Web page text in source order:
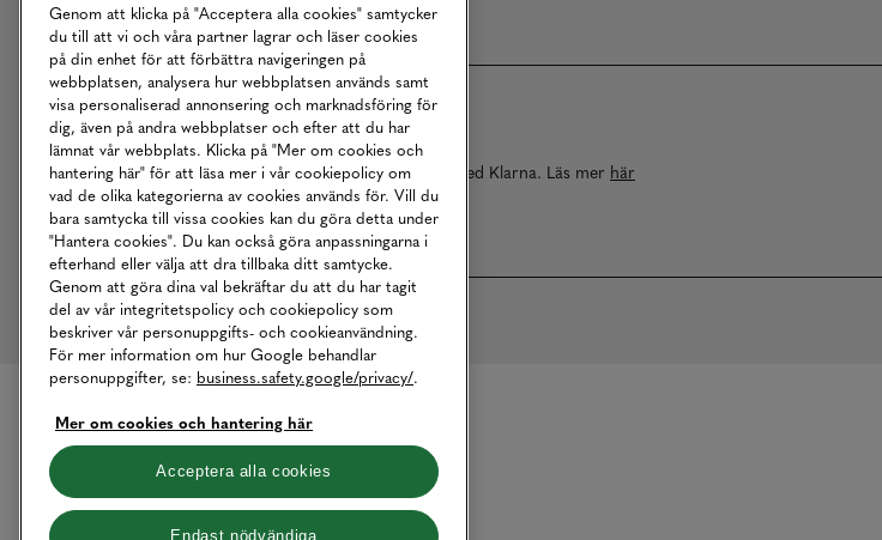
Betalningar online sköts i samarbete med Klarna. Läs mer här
Genom att klicka på "Acceptera alla cookies" samtycker
du till att vi och våra partner lagrar och läser cookies
på din enhet för att förbättra navigeringen på
webbplatsen, analysera hur webbplatsen används samt
visa personaliserad annonsering och marknadsföring för
dig, även på andra webbplatser och efter att du har
lämnat vår webbplats. Klicka på "Mer om cookies och
hantering här" för att läsa mer i vår cookiepolicy om
vad de olika kategorierna av cookies används för. Vill du
bara samtycka till vissa cookies kan du göra detta under
"Hantera cookies". Du kan också göra anpassningarna i
efterhand eller välja att dra tillbaka ditt samtycke.
Genom att göra dina val bekräftar du att du har tagit
del av vår integritetspolicy och cookiepolicy som
beskriver vår personuppgifts- och cookieanvändning.
För mer information om hur Google behandlar
personuppgifter, se: business.safety.google/privacy/.
Mer om cookies och hantering här
Acceptera alla cookies
Endast nödvändiga